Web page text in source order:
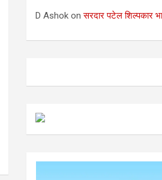
D Ashok onसरदार पटेल शिल्पकार